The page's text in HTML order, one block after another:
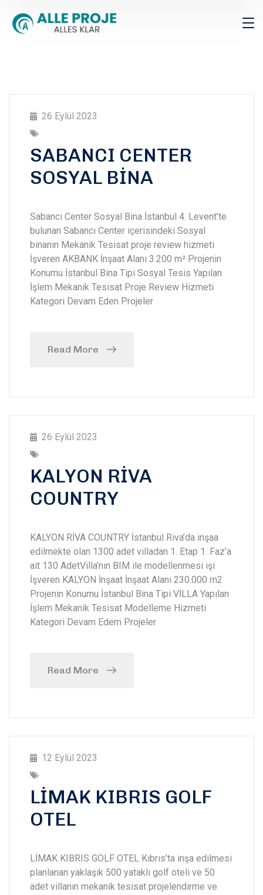
26 Eylül 2023
SABANCI CENTER
SOSYAL BİNA
Sabancı Center Sosyal Bina İstanbul 4. Levent’te
bulunan Sabancı Center içerisindeki Sosyal
binanın Mekanik Tesisat proje review hizmeti
İşveren AKBANK İnşaat Alanı 3.200 m² Projenin
Konumu İstanbul Bina Tipi Sosyal Tesis Yapılan
İşlem Mekanik Tesisat Proje Review Hizmeti
Kategori Devam Eden Projeler
Read More
26 Eylül 2023
KALYON RİVA
COUNTRY
KALYON RİVA COUNTRY İstanbul Riva’da inşaa
edilmekte olan 1300 adet villadan 1. Etap 1. Faz’a
ait 130 AdetVilla’nın BIM ile modellenmesi işi
İşveren KALYON İnşaat İnşaat Alanı 230.000 m2
Projenin Konumu İstanbul Bina Tipi VİLLA Yapılan
İşlem Mekanik Tesisat Modelleme Hizmeti
Kategori Devam Edem Projeler
Read More
12 Eylül 2023
LİMAK KIBRIS GOLF
OTEL
LİMAK KIBRIS GOLF OTEL Kıbrıs’ta inşa edilmesi
planlanan yaklaşık 500 yataklı golf oteli ve 50
adet villanın mekanik tesisat projelendirme ve